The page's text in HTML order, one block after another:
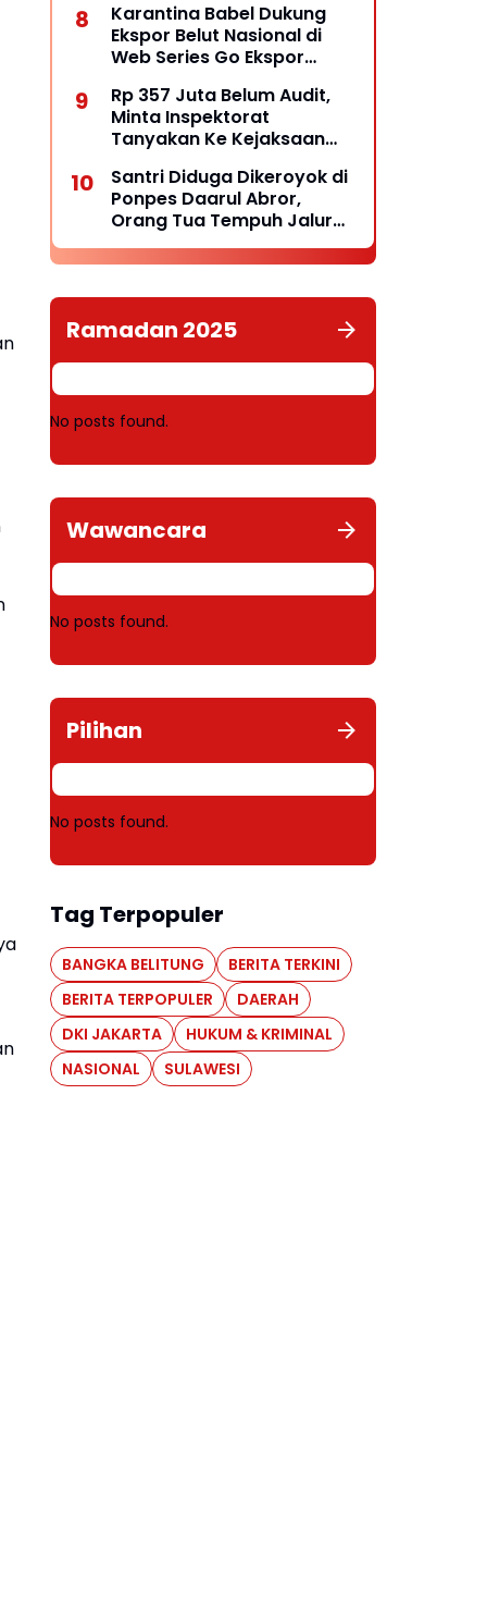
BBM Ilegal Diuji
Karantina Babel Dukung
Ekspor Belut Nasional di
Web Series Go Ekspor
Lokal Menuju Pasar Dunia
Rp 357 Juta Belum Audit,
Minta Inspektorat
Tanyakan Ke Kejaksaan
Keberadaannya
Santri Diduga Dikeroyok di
Ponpes Daarul Abror,
Orang Tua Tempuh Jalur
Hukum, Laporan Resmi
Masuk Polda Babel
Ramadan 2025
No posts found.
Wawancara
No posts found.
Pilihan
No posts found.
Tag Terpopuler
BANGKA BELITUNG
BERITA TERKINI
BERITA TERPOPULER
DAERAH
DKI JAKARTA
HUKUM & KRIMINAL
NASIONAL
SULAWESI